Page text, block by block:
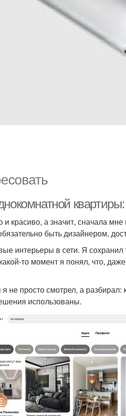
красиво, а значит, сначала
быть дизайнером,
интерьеры в сети. Я сохранил
то момент я понял, что,
просто смотрел, а разбирал:
использованы.